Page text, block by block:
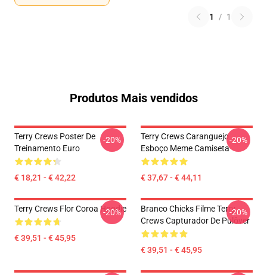
1 / 1
Produtos Mais vendidos
Terry Crews Poster De
Treinamento Euro
€ 18,21 - € 42,22
-20%
Terry Crews Caranguejo
Esboço Meme Camiseta
€ 37,67 - € 44,11
-20%
Terry Crews Flor Coroa Hoodie
€ 39,51 - € 45,95
-20%
Branco Chicks Filme Terry
Crews Capturador De Pulôver
€ 39,51 - € 45,95
-20%